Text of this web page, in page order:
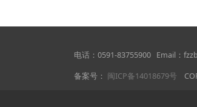
电话：0591-83755900 Email：
备案号： 闽ICP备14018679号